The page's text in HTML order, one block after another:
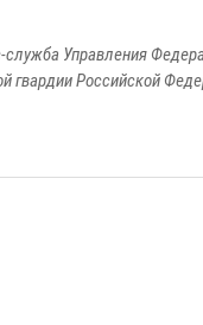
служба Управления
гвардии Российской